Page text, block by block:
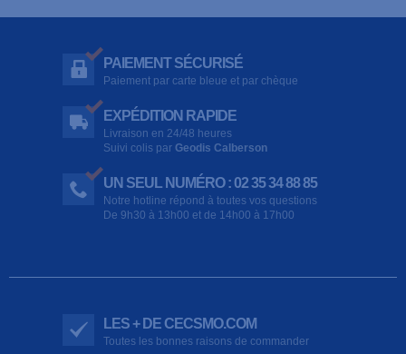
PAIEMENT SÉCURISÉ
Paiement par carte bleue et par chèque
EXPÉDITION RAPIDE
Livraison en 24/48 heures
Suivi colis par Geodis Calberson
UN SEUL NUMÉRO : 02 35 34 88 85
Notre hotline répond à toutes vos questions
De 9h30 à 13h00 et de 14h00 à 17h00
LES + DE CECSMO.COM
Toutes les bonnes raisons de commander